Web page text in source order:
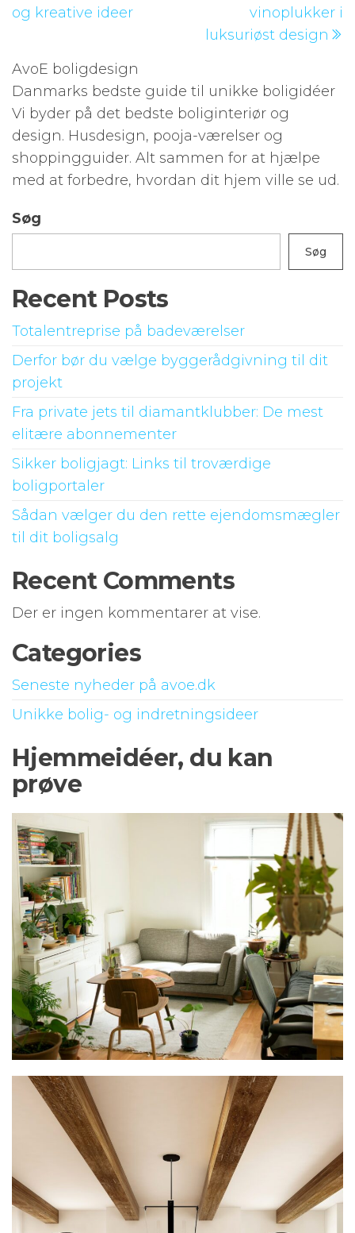
og kreative ideer
vinoplukker i
luksuriøst design
AvoE boligdesign
Danmarks bedste guide til unikke boligidéer
Vi byder på det bedste boliginteriør og
design. Husdesign, pooja-værelser og
shoppingguider. Alt sammen for at hjælpe
med at forbedre, hvordan dit hjem ville se ud.
Søg
Søg
Recent Posts
Totalentreprise på badeværelser
Derfor bør du vælge byggerådgivning til dit
projekt
Fra private jets til diamantklubber: De mest
elitære abonnementer
Sikker boligjagt: Links til troværdige
boligportaler
Sådan vælger du den rette ejendomsmægler
til dit boligsalg
Recent Comments
Der er ingen kommentarer at vise.
Categories
Seneste nyheder på avoe.dk
Unikke bolig- og indretningsideer
Hjemmeidéer, du kan
prøve